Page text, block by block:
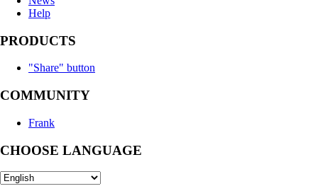
Help
PRODUCTS
"Share" button
COMMUNITY
Frank
CHOOSE LANGUAGE